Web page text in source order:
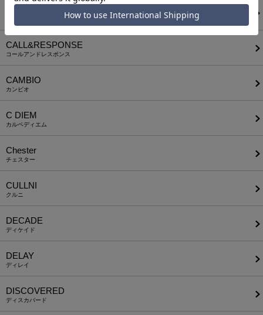
CALL&RESPONSE
コールアンドレスポンス
CAMBIO
カンビオ
C DIEM
カルペディエム
Chester
チェスター
CULLNI
クルニ
DECADE
ディケイド
DELAY
ディレイ
DISCOVERED
ディスカバード